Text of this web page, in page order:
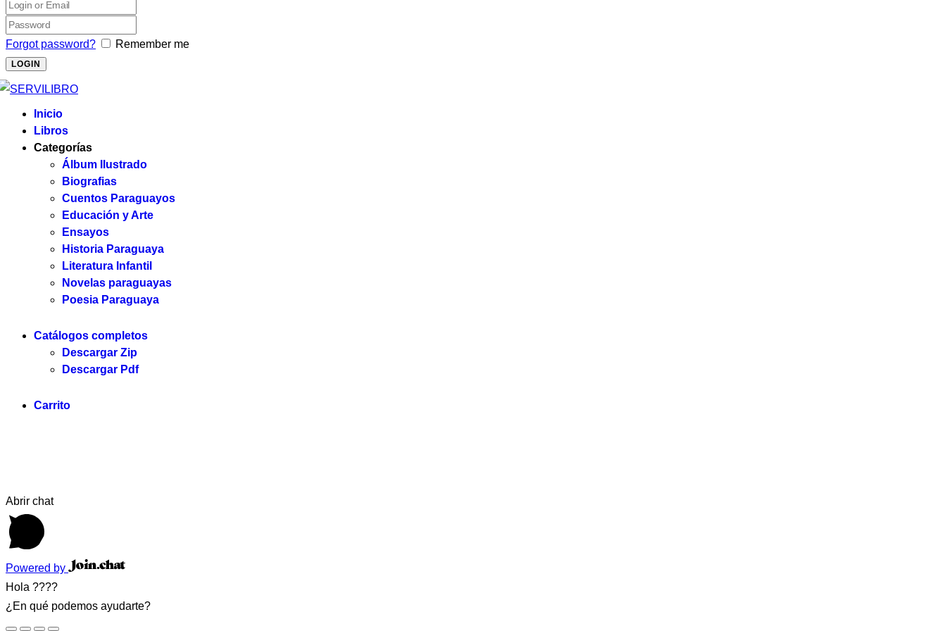
Forgot password? Remember me
Inicio
Libros
Categorías
Álbum Ilustrado
Biografias
Cuentos Paraguayos
Educación y Arte
Ensayos
Historia Paraguaya
Literatura Infantil
Novelas paraguayas
Poesia Paraguaya
Catálogos completos
Descargar Zip
Descargar Pdf
Carrito
Abrir chat
Powered by
Hola ????
¿En qué podemos ayudarte?